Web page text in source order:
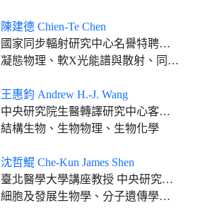
陳建德 Chien-Te Chen
國家同步輻射研究中心名譽特聘研究員
凝態物理、軟X光能譜與散射、同步輻射儀器
王惠鈞 Andrew H.-J. Wang
中央研究院生醫轉譯研究中心客座講座 中央研究院生物化學研究所訪問學者 國際生物化學與分子生物學聯盟卸任會長 台北醫學大學醫學科技學院專任講座教授
結構生物、生物物理、生物化學
沈哲鯤 Che-Kun James Shen
臺北醫學大學講座教授 中央研究院分子生物研究所客座講座 臺灣大學分子醫學所兼任教授
細胞及發展生物學、分子遺傳學、基因調控、神經科學